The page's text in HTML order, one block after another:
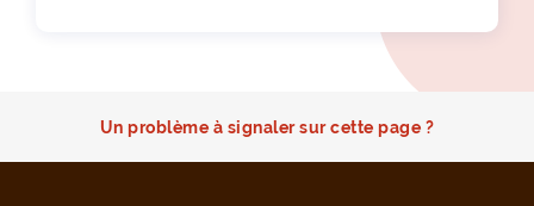
Un problème à signaler sur cette page ?